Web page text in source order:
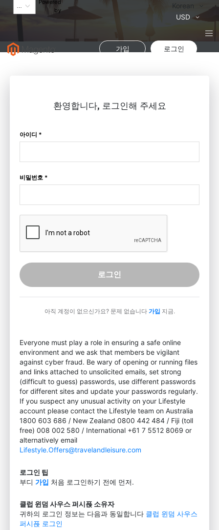
Powered
by
Language
Korean
USD
가입 로그인
환영합니다, 로그인해 주세요
아이디 *
비밀번호 *
로그인
아직 계정이 없으신가요? 문제 없습니다 가입 지금.
Everyone must play a role in ensuring a safe online
environment and we ask that members be vigilant
against cyber fraud. Be wary of opening or running files
and links attached to unsolicited emails, set strong
(difficult to guess) passwords, use different passwords
for different sites and update your passwords regularly.
If you suspect any unusual activity on your Lifestyle
account please contact the Lifestyle team on Australia
1800 603 686 / New Zealand 0800 442 484 / Fiji (toll
free) 008 002 580 / International +61 7 5512 8069 or
alternatively email
Lifestyle.Offers@travelandleisure.com
로그인 팁
부디 가입 처음 로그인하기 전에 먼저.
클럽 윈덤 사우스 퍼시픉 소유자
귀하의 로그인 정보는 다음과 동일합니다 클럽 윈덤 사우스
퍼시픉 로그인